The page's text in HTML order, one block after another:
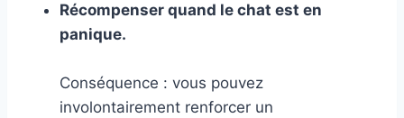
Récompenser quand le chat est en
panique.
Conséquence : vous pouvez
involontairement renforcer un